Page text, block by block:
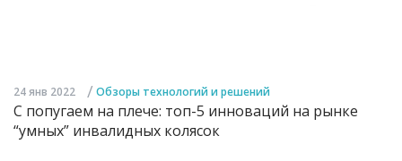
24 янв 2022 / Обзоры технологий и решений
С попугаем на плече: топ-5 инноваций на рынке
“умных” инвалидных колясок